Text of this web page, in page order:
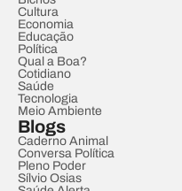
Cultura
Economia
Educação
Política
Qual a Boa?
Cotidiano
Saúde
Tecnologia
Meio Ambiente
Blogs
Caderno Animal
Conversa Política
Pleno Poder
Sílvio Osias